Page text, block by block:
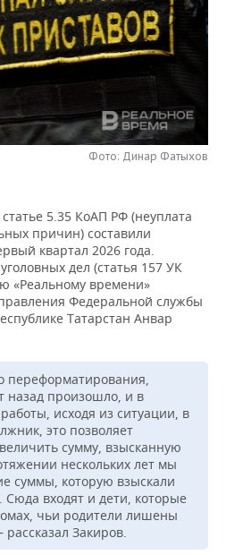
Фото: Динар Фатыхов
5.35 КоАП РФ (неуплата
причин) составили
квартал 2026 года.
дел (статья 157 УК
«Реальному времени»
Федеральной службы
Татарстан Анвар
переформатирования,
назад произошло, и в
исходя из ситуации, в
это позволяет
сумму, взысканную
нескольких лет мы
суммы, которую взыскали
Сюда входят и дети, которые
чьи родители лишены
Закиров.